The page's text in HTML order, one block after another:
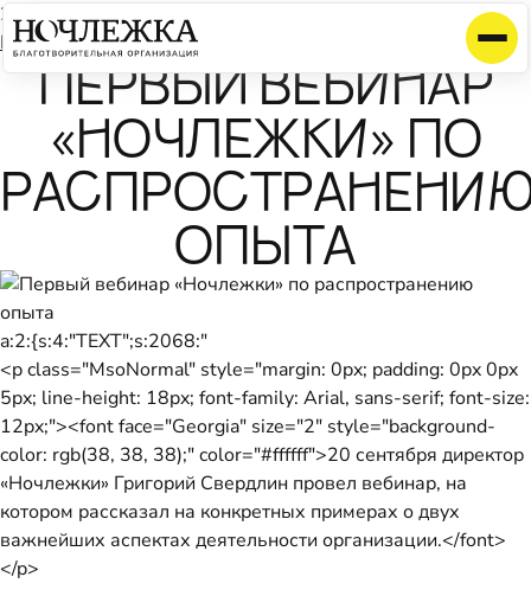
20 сентября 2013
Календарь
ПЕРВЫЙ ВЕБИНАР
«НОЧЛЕЖКИ» ПО
ОПЫТА
a:2:{s:4:"TEXT";s:2068:"
<p class="MsoNormal" style="margin: 0px; padding: 0px 0px
5px; line-height: 18px; font-family: Arial, sans-serif; font-size:
12px;"><font face="Georgia" size="2" style="background-
color: rgb(38, 38, 38);" color="#ffffff">20 сентября директор
«Ночлежки» Григорий Свердлин провел вебинар, на
котором рассказал на конкретных примерах о двух
важнейших аспектах деятельности организации.</font>
</p>